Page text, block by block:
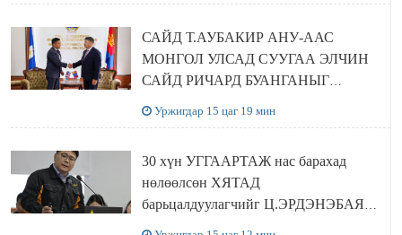
САЙД Т.АУБАКИР АНУ-ААС
МОНГОЛ УЛСАД СУУГАА ЭЛЧИН
САЙД РИЧАРД БУАНГАНЫГ
Уржигдар 15 цаг 19 мин
30 хүн УГГААРТАЖ нас барахад
нөлөөлсөн ХЯТАД
барьцалдуулагчийг Ц.ЭРДЭНЭБАЯР